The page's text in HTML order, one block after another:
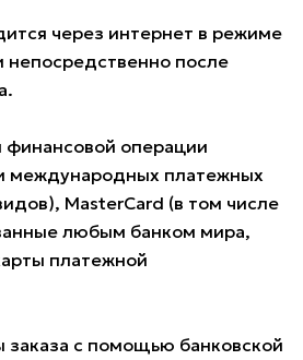
через интернет в режиме
непосредственно после
операции
международных платежных
MasterCard (в том числе
любым банком мира,
платежной
заказа с помощью банковской